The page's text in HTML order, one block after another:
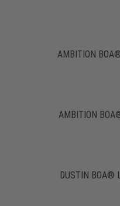
AMBITION
AMBITION
DUSTIN BOA®